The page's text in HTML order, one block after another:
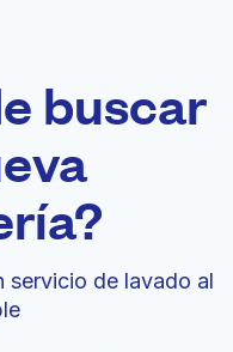
buscar
servicio de lavado al